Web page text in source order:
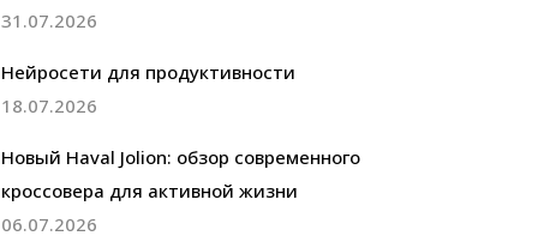
31.07.2026
Нейросети для продуктивности
18.07.2026
Новый Haval Jolion: обзор современного
кроссовера для активной жизни
06.07.2026